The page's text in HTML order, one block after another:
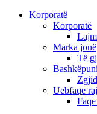
Korporatë
Korporatë
Marka jonë
Të
Uebfaqe